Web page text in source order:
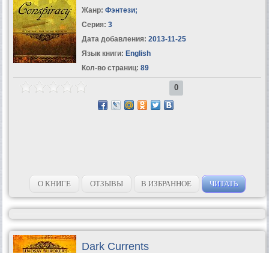
Жанр: Фэнтези;
Серия: 3
Дата добавления: 2013-11-25
Язык книги: English
Кол-во страниц: 89
0
О КНИГЕ ОТЗЫВЫ В ИЗБРАННОЕ ЧИТАТЬ
Dark Currents